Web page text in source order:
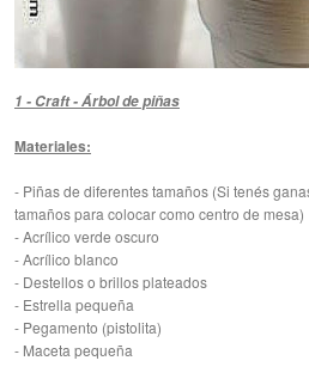
1 - Craft - Árbol de piñas
Materiales:
- Piñas de diferentes tamaños (Si tenés
tamaños para colocar como centro de mesa)
- Acrílico verde oscuro
- Acrílico blanco
- Destellos o brillos plateados
- Estrella pequeña
- Pegamento (pistolita)
- Maceta pequeña